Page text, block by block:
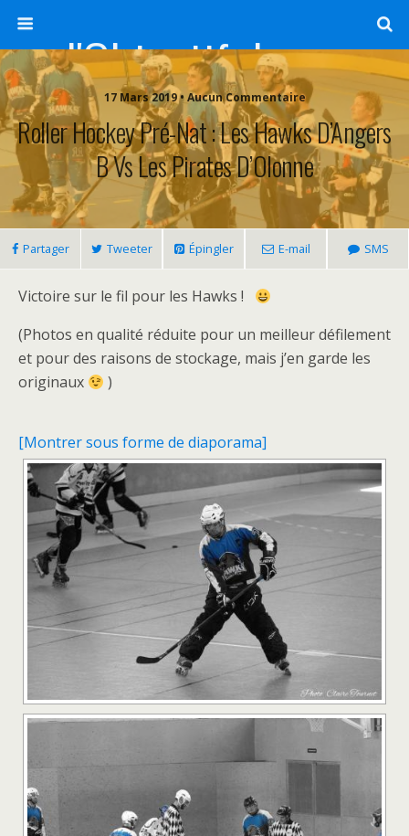
l'Objectif de Clairette
17 Mars 2019 • Aucun Commentaire
Roller Hockey Pré-Nat : Les Hawks D’Angers
B Vs Les Pirates D’Olonne
Partager Tweeter Épingler E-mail SMS
Victoire sur le fil pour les Hawks !
(Photos en qualité réduite pour un meilleur défilement
et pour des raisons de stockage, mais j’en garde les
originaux
)
[Montrer sous forme de diaporama]